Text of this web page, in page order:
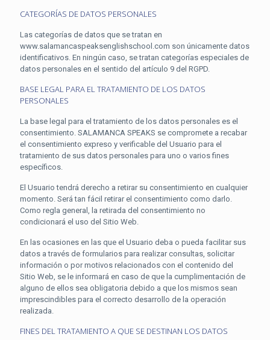
CATEGORÍAS DE DATOS PERSONALES
Las categorías de datos que se tratan en
www.salamancaspeaksenglishschool.com son únicamente datos
identificativos. En ningún caso, se tratan categorías especiales de
datos personales en el sentido del artículo 9 del RGPD.
BASE LEGAL PARA EL TRATAMIENTO DE LOS DATOS
PERSONALES
La base legal para el tratamiento de los datos personales es el
consentimiento. SALAMANCA SPEAKS se compromete a recabar
el consentimiento expreso y verificable del Usuario para el
tratamiento de sus datos personales para uno o varios fines
específicos.
El Usuario tendrá derecho a retirar su consentimiento en cualquier
momento. Será tan fácil retirar el consentimiento como darlo.
Como regla general, la retirada del consentimiento no
condicionará el uso del Sitio Web.
En las ocasiones en las que el Usuario deba o pueda facilitar sus
datos a través de formularios para realizar consultas, solicitar
información o por motivos relacionados con el contenido del
Sitio Web, se le informará en caso de que la cumplimentación de
alguno de ellos sea obligatoria debido a que los mismos sean
imprescindibles para el correcto desarrollo de la operación
realizada.
FINES DEL TRATAMIENTO A QUE SE DESTINAN LOS DATOS